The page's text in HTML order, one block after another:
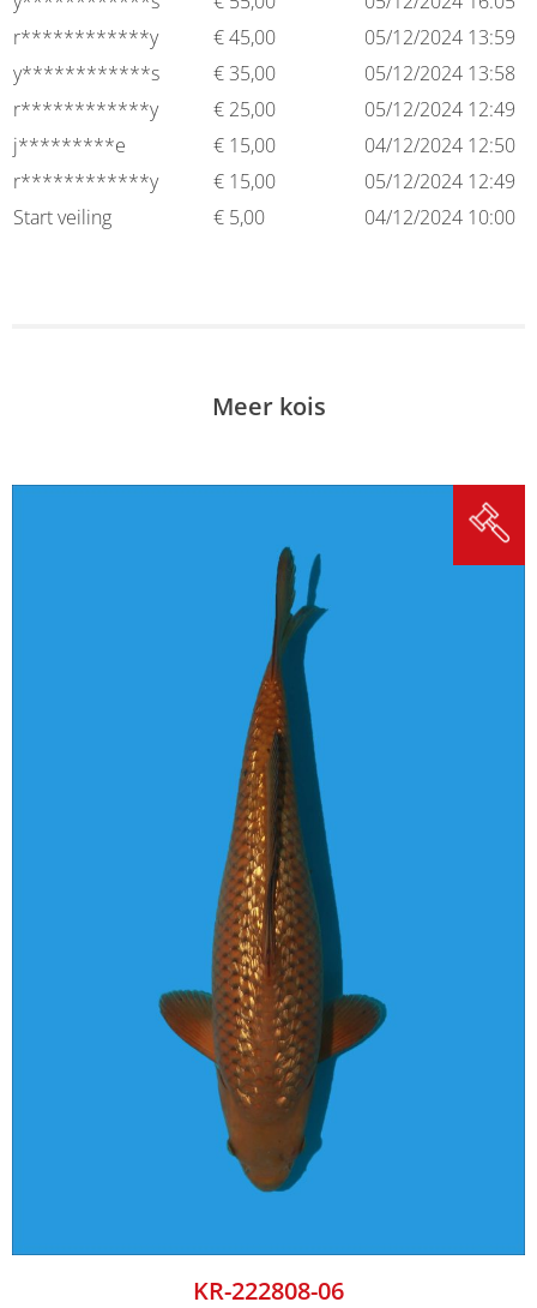
r************y
€45,00
05/12/2024 13:59
y************s
€ 35,00
05/12/2024 13:58
r************y
€ 25,00
05/12/2024 12:49
j*********e
€ 15,00
04/12/2024 12:50
r************y
€ 15,00
05/12/2024 12:49
Start veiling
€ 5,00 04/12/2024 10:00
Meer kois
KR-222808-06